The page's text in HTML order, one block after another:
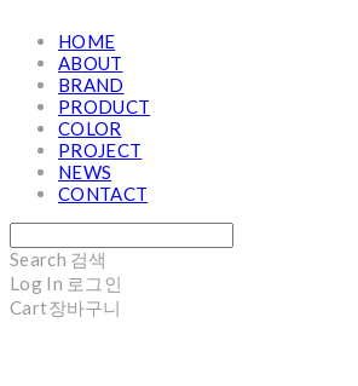
HOME
ABOUT
BRAND
PRODUCT
COLOR
PROJECT
NEWS
CONTACT
Search 검색
Log In 로그인
Cart장바구니